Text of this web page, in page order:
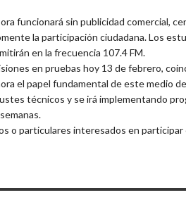
funcionará sin publicidad comercial,
la participación ciudadana. Los
en la frecuencia 107.4 FM.
en pruebas hoy 13 de febrero,
el papel fundamental de este medio
técnicos y se irá implementando
o particulares interesados en